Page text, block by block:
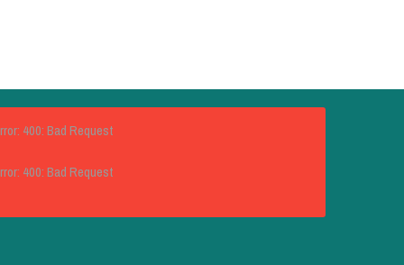
400: Bad Request
400: Bad Request